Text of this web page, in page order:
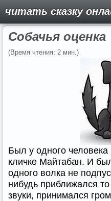
читать сказку
Собачья оценка
(Время чтения: 2 мин.)
Был у одного
кличке Майтабан. И
одного волка не
нибудь приближался
звуки, принимался